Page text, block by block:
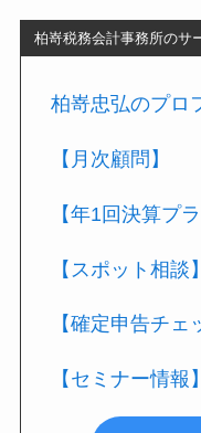
柏嵜税務会計事務所のサ
柏嵜忠弘のプロ
【月次顧問】
【年1回決算プラ
【スポット相談】
【確定申告チェ
【セミナー情報】